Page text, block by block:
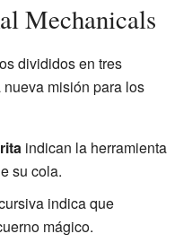
Mechanicals
divididos en tres
misión para los
indican la herramienta
su cola.
indica que
mágico.